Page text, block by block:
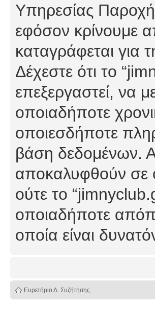
Υπηρεσίας
εφόσον κρίνουμε
καταγράφεται για
Δέχεστε ότι το
επεξεργαστεί, να
οποιαδήποτε
οποιεσδήποτε
βάση δεδομένων.
αποκαλυφθούν σε
ούτε το
οποιαδήποτε
οποία είναι
Ευρετήριο Δ. Συζήτησης